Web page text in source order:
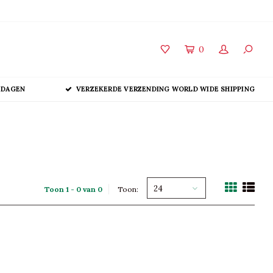
0
VERZEKERDE VERZENDING WORLD WIDE SHIPPING
Toon 1 - 0 van 0 Toon: 24